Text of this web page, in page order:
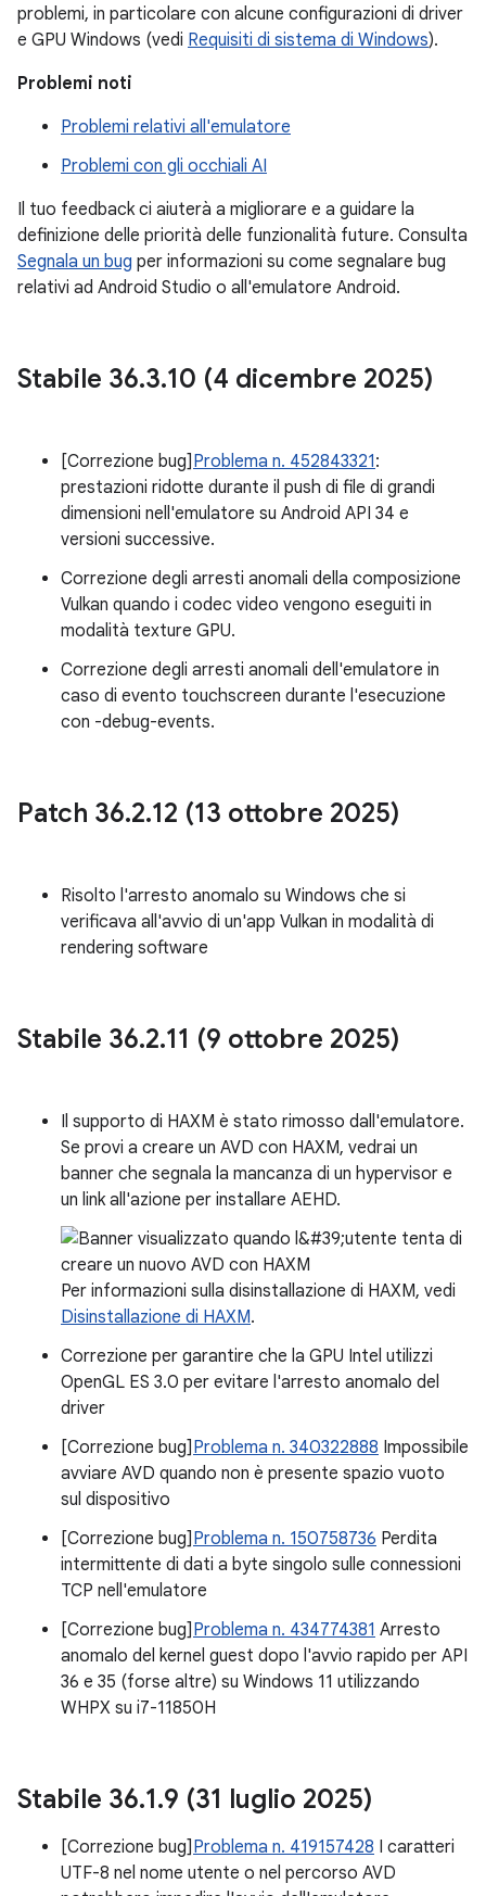
problemi, in particolare con alcune configurazioni di driver
e GPU Windows (vedi Requisiti di sistema di Windows).
Problemi noti
Problemi relativi all'emulatore
Problemi con gli occhiali AI
Il tuo feedback ci aiuterà a migliorare e a guidare la
definizione delle priorità delle funzionalità future. Consulta
Segnala un bug per informazioni su come segnalare bug
relativi ad Android Studio o all'emulatore Android.
Stabile 36.3.10 (4 dicembre 2025)
[Correzione bug] Problema n. 452843321:
prestazioni ridotte durante il push di file di grandi
dimensioni nell'emulatore su Android API 34 e
versioni successive.
Correzione degli arresti anomali della composizione
Vulkan quando i codec video vengono eseguiti in
modalità texture GPU.
Correzione degli arresti anomali dell'emulatore in
caso di evento touchscreen durante l'esecuzione
con -debug-events.
Patch 36.2.12 (13 ottobre 2025)
Risolto l'arresto anomalo su Windows che si
verificava all'avvio di un'app Vulkan in modalità di
rendering software
Stabile 36.2.11 (9 ottobre 2025)
Il supporto di HAXM è stato rimosso dall'emulatore.
Se provi a creare un AVD con HAXM, vedrai un
banner che segnala la mancanza di un hypervisor e
un link all'azione per installare AEHD.
Per informazioni sulla disinstallazione di HAXM, vedi
Disinstallazione di HAXM.
Correzione per garantire che la GPU Intel utilizzi
OpenGL ES 3.0 per evitare l'arresto anomalo del
driver
[Correzione bug] Problema n. 340322888 Impossibile
avviare AVD quando non è presente spazio vuoto
sul dispositivo
[Correzione bug] Problema n. 150758736 Perdita
intermittente di dati a byte singolo sulle connessioni
TCP nell'emulatore
[Correzione bug] Problema n. 434774381 Arresto
anomalo del kernel guest dopo l'avvio rapido per API
36 e 35 (forse altre) su Windows 11 utilizzando
WHPX su i7-11850H
Stabile 36.1.9 (31 luglio 2025)
[Correzione bug] Problema n. 419157428 I caratteri
UTF-8 nel nome utente o nel percorso AVD